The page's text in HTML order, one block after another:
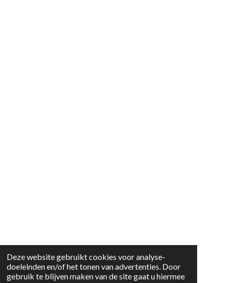
Deze website gebruikt cookies voor analyse-
doeleinden en/of het tonen van advertenties. Door
gebruik te blijven maken van de site gaat u hiermee